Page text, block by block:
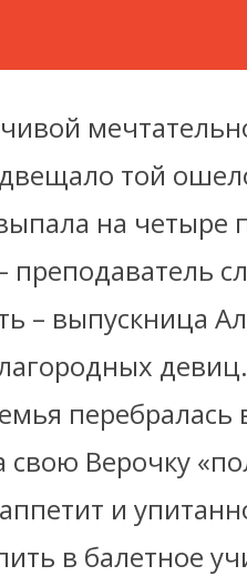
той
на четыре
– выпускница
перебралась
Верочку
и
в балетное